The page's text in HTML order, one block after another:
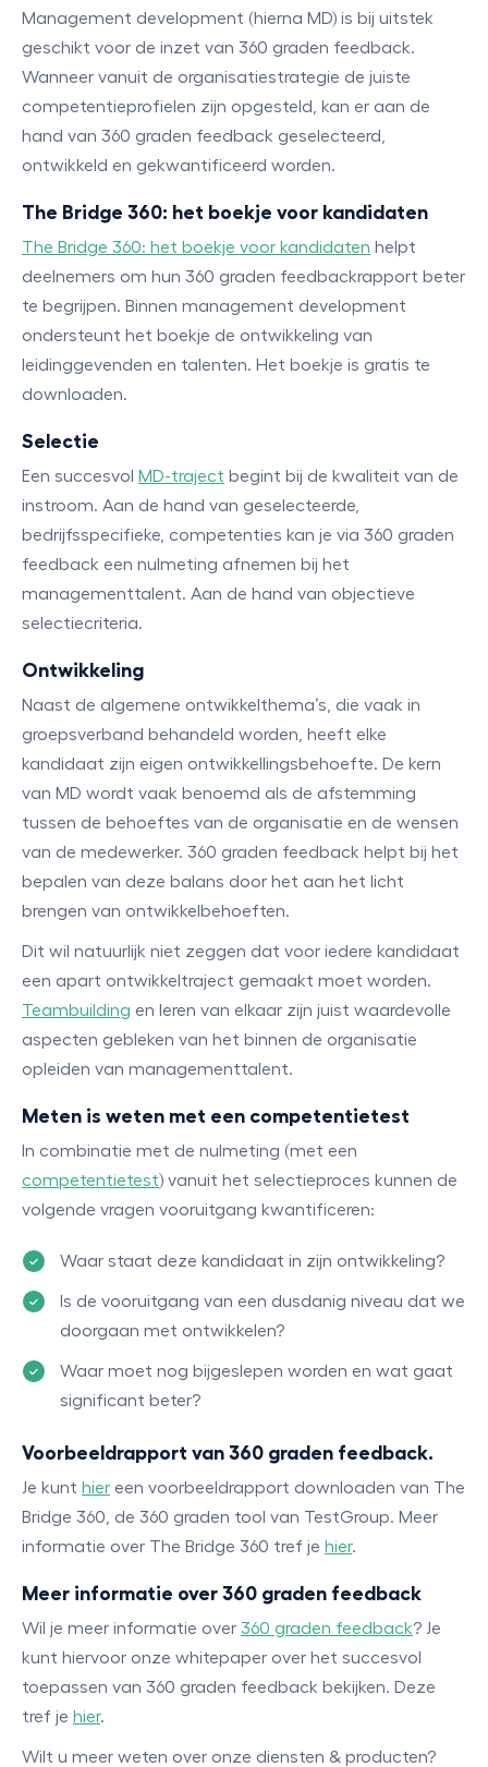
Management development (hierna MD) is bij uitstek
geschikt voor de inzet van 360 graden feedback.
Wanneer vanuit de organisatiestrategie de juiste
competentieprofielen zijn opgesteld, kan er aan de
hand van 360 graden feedback geselecteerd,
ontwikkeld en gekwantificeerd worden.
The Bridge 360: het boekje voor kandidaten
The Bridge 360: het boekje voor kandidaten helpt
deelnemers om hun 360 graden feedbackrapport beter
te begrijpen. Binnen management development
ondersteunt het boekje de ontwikkeling van
leidinggevenden en talenten. Het boekje is gratis te
downloaden.
Selectie
Een succesvol MD-traject begint bij de kwaliteit van de
instroom. Aan de hand van geselecteerde,
bedrijfsspecifieke, competenties kan je via 360 graden
feedback een nulmeting afnemen bij het
managementtalent. Aan de hand van objectieve
selectiecriteria.
Ontwikkeling
Naast de algemene ontwikkelthema’s, die vaak in
groepsverband behandeld worden, heeft elke
kandidaat zijn eigen ontwikkellingsbehoefte. De kern
van MD wordt vaak benoemd als de afstemming
tussen de behoeftes van de organisatie en de wensen
van de medewerker. 360 graden feedback helpt bij het
bepalen van deze balans door het aan het licht
brengen van ontwikkelbehoeften.
Dit wil natuurlijk niet zeggen dat voor iedere kandidaat
een apart ontwikkeltraject gemaakt moet worden.
Teambuilding en leren van elkaar zijn juist waardevolle
aspecten gebleken van het binnen de organisatie
opleiden van managementtalent.
Meten is weten met een competentietest
In combinatie met de nulmeting (met een
competentietest) vanuit het selectieproces kunnen de
volgende vragen vooruitgang kwantificeren:
Waar staat deze kandidaat in zijn ontwikkeling?
Is de vooruitgang van een dusdanig niveau dat we
doorgaan met ontwikkelen?
Waar moet nog bijgeslepen worden en wat gaat
significant beter?
Voorbeeldrapport van 360 graden feedback.
Je kunt hier een voorbeeldrapport downloaden van The
Bridge 360, de 360 graden tool van TestGroup. Meer
informatie over The Bridge 360 tref je hier.
Meer informatie over 360 graden feedback
Wil je meer informatie over 360 graden feedback? Je
kunt hiervoor onze whitepaper over het succesvol
toepassen van 360 graden feedback bekijken. Deze
tref je hier.
Wilt u meer weten over onze diensten & producten?